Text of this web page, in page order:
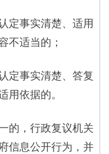
事实清楚、适用
不适当的；
事实清楚、答复
用依据的。
，行政复议机关
信息公开行为，并